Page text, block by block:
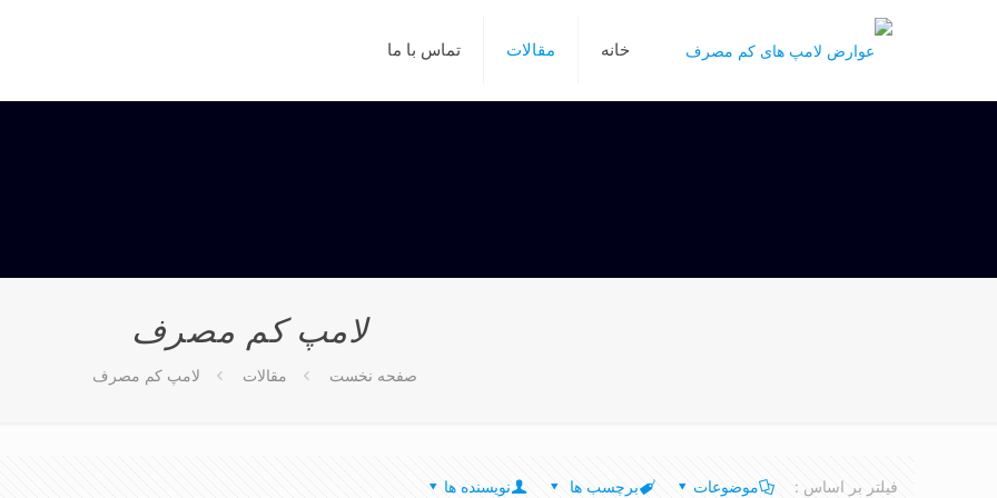
خانه مقالات تماس با ما
لامپ كم مصرف
صفحه نخست مقالات لامپ كم مصرف
فیلتر بر اساس : موضوعات برچسب ها نویسنده ها